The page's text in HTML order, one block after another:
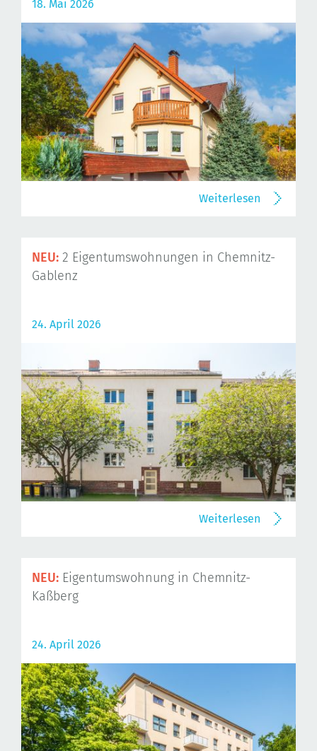
18. Mai 2026
Weiterlesen
NEU: 2 Eigentumswohnungen in Chemnitz-
Gablenz
24. April 2026
Weiterlesen
NEU: Eigentumswohnung in Chemnitz-
Kaßberg
24. April 2026